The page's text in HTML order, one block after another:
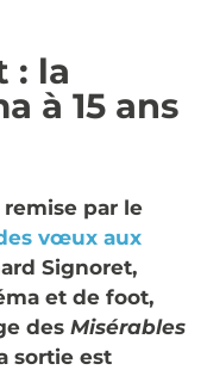
: la
à 15 ans
par le
vœux aux
Signoret,
et de foot,
des Misérables
sortie est